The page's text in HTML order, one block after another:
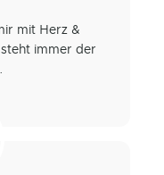
mit Herz &
immer der